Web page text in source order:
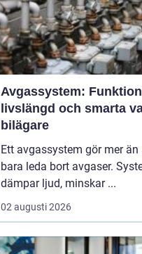
Avgassystem:
livslängd och smarta
bilägare
Ett avgassystem gör mer än
bara leda bort avgaser.
dämpar ljud, minskar ...
02 augusti 2026